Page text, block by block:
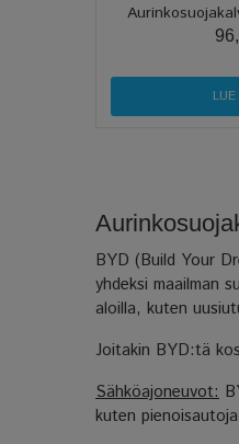
BYD (Build Your
yhdeksi maailman
aloilla, kuten
Joitakin BYD:tä
Sähköajoneuvot:
kuten